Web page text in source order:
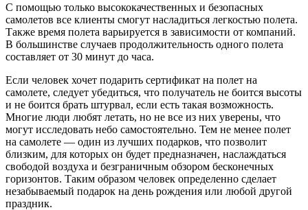
С помощью только высококачественных и безопасных
самолетов все клиенты смогут насладиться легкостью полета.
Также время полета варьируется в зависимости от компаний.
В большинстве случаев продолжительность одного полета
составляет от 30 минут до часа.
Если человек хочет подарить сертификат на полет на
самолете, следует убедиться, что получатель не боится высоты
и не боится брать штурвал, если есть такая возможность.
Многие люди любят летать, но не все из них уверены, что
могут исследовать небо самостоятельно. Тем не менее полет
на самолете — один из лучших подарков, что позволит
близким, для которых он будет предназначен, наслаждаться
свободой воздуха и безграничным обзором бесконечных
горизонтов. Таким образом человек определенно сделает
незабываемый подарок на день рождения или любой другой
праздник.